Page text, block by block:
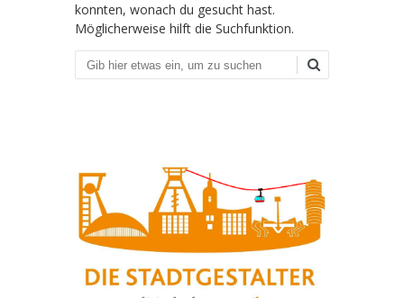
konnten, wonach du gesucht hast.
Möglicherweise hilft die Suchfunktion.
Suchen